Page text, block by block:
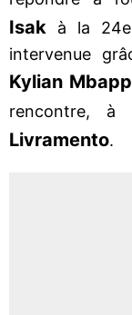
Isak à la 24e
intervenue
Kylian
rencontre, à
Livramento.